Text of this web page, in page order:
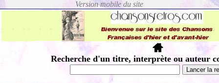
Recherche d'un titre, interprète ou auteur